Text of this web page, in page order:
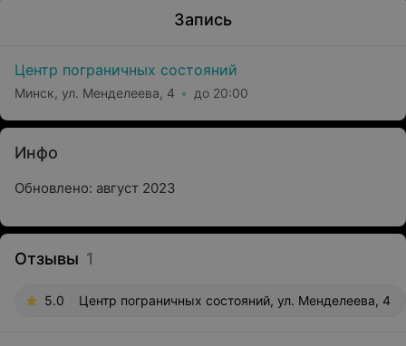
Запись
Центр пограничных состояний
Минск, ул. Менделеева, 4 до 20:00
Инфо
Обновлено: август 2023
Отзывы 1
5.0 Центр пограничных состояний, ул. Менделеева, 4